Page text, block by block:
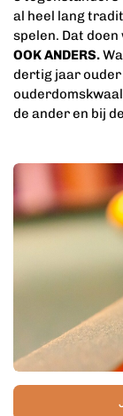
al heel lang
spelen. Dat doen
OOK ANDERS.
dertig jaar
de ander en bij